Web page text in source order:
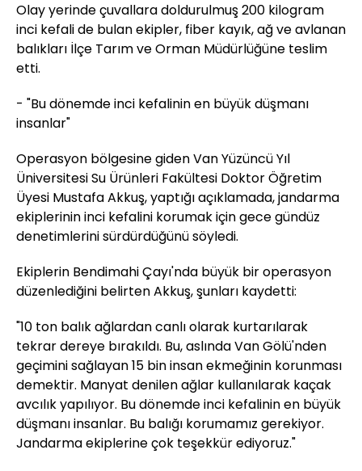
Olay yerinde çuvallara doldurulmuş 200 kilogram
inci kefali de bulan ekipler, fiber kayık, ağ ve avlanan
balıkları İlçe Tarım ve Orman Müdürlüğüne teslim
etti.
- "Bu dönemde inci kefalinin en büyük düşmanı
insanlar"
Operasyon bölgesine giden Van Yüzüncü Yıl
Üniversitesi Su Ürünleri Fakültesi Doktor Öğretim
Üyesi Mustafa Akkuş, yaptığı açıklamada, jandarma
ekiplerinin inci kefalini korumak için gece gündüz
denetimlerini sürdürdüğünü söyledi.
Ekiplerin Bendimahi Çayı'nda büyük bir operasyon
düzenlediğini belirten Akkuş, şunları kaydetti:
"10 ton balık ağlardan canlı olarak kurtarılarak
tekrar dereye bırakıldı. Bu, aslında Van Gölü'nden
geçimini sağlayan 15 bin insan ekmeğinin korunması
demektir. Manyat denilen ağlar kullanılarak kaçak
avcılık yapılıyor. Bu dönemde inci kefalinin en büyük
düşmanı insanlar. Bu balığı korumamız gerekiyor.
Jandarma ekiplerine çok teşekkür ediyoruz."